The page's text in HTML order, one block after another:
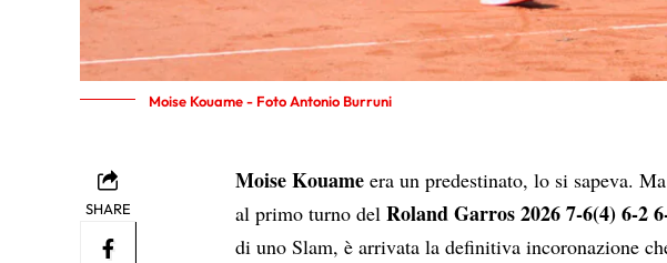
Moise Kouame - Foto Antonio Burruni
SHARE
Moise Kouame era un predestinato, lo si sapeva.
al primo turno delRoland Garros 2026 7-6(4) 6-2
di uno Slam, è arrivata la definitiva incoronazione